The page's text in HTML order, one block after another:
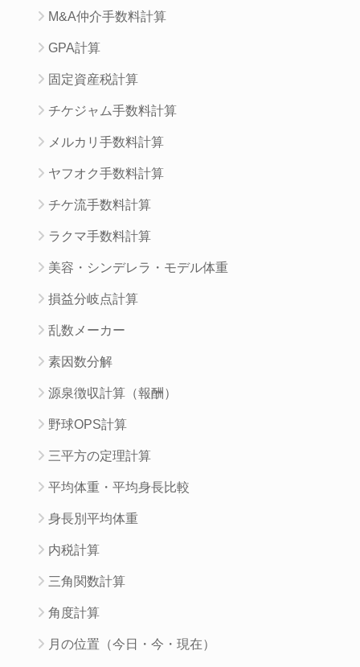
M&A仲介手数料計算
GPA計算
固定資産税計算
チケジャム手数料計算
メルカリ手数料計算
ヤフオク手数料計算
チケ流手数料計算
ラクマ手数料計算
美容・シンデレラ・モデル体重
損益分岐点計算
乱数メーカー
素因数分解
源泉徴収計算（報酬）
野球OPS計算
三平方の定理計算
平均体重・平均身長比較
身長別平均体重
内税計算
三角関数計算
角度計算
月の位置（今日・今・現在）